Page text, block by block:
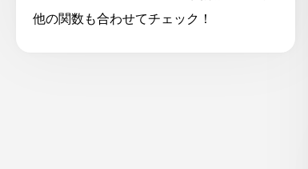
他の関数も合わせてチェック！